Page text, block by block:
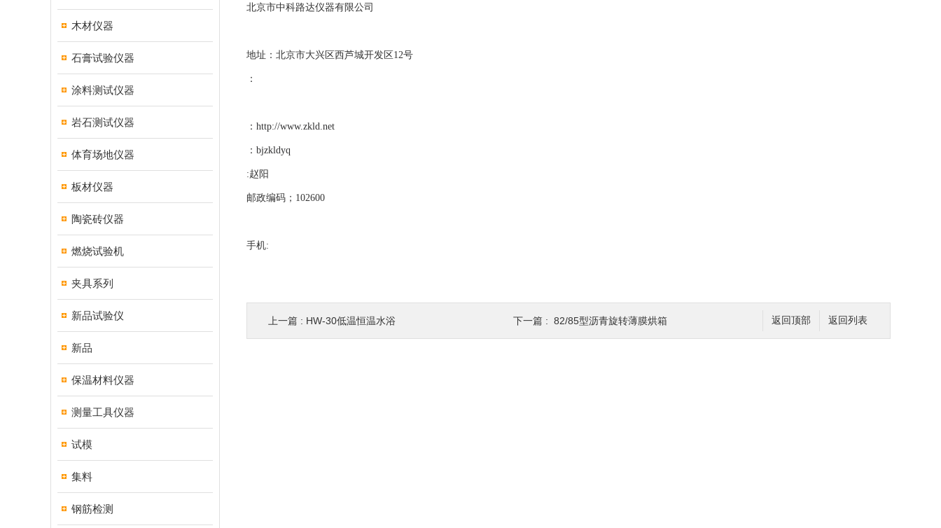
木材仪器
石膏试验仪器
涂料测试仪器
岩石测试仪器
体育场地仪器
板材仪器
陶瓷砖仪器
燃烧试验机
夹具系列
新品试验仪
新品
保温材料仪器
测量工具仪器
试模
集料
钢筋检测
北京市中科路达仪器有限公司
地址：北京市大兴区西芦城开发区12号
：
： http://www.zkld.net
： bjzkldyq
:赵阳
邮政编码；102600
手机:
返回列表
返回顶部
上一篇 : HW-30低温恒温水浴 下一篇 : 82/85型沥青旋转薄膜烘箱